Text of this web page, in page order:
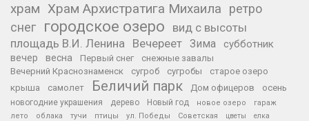
храм Храм Архистратига Михаила
ретро
снег
городское озеро
вид с высоты
площадь В.И. Ленина
Вечереет Зима субботник
вечер весна Первый снег
снежные завалы
Вечерний Краснознаменск
сугроб сугробы
старое озеро
крыша
самолет Беличий парк Дом офицеров осень
новогодние украшения дерево Новый год новое озеро
гараж
лето
облака тучи птицы ул. Победы Советская цветы елка